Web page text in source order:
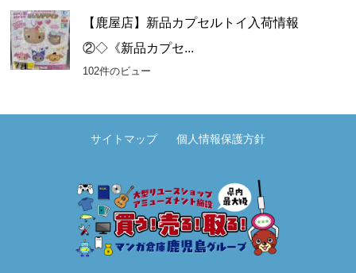
【鹿屋店】新品カプセルトイ入荷情報
②◇《新品カプセ...
102件のビュー
サイトマップ 個人情報保護方針